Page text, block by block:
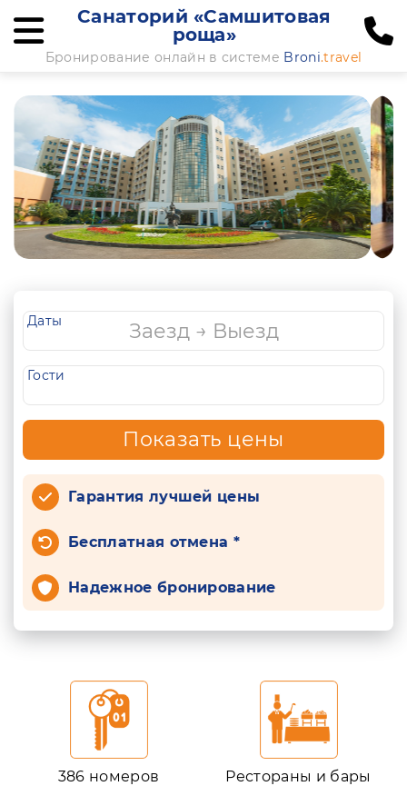
Санаторий «Самшитовая
роща»
Бронирование онлайн в системе Broni.travel
Даты
Гости
Показать цены
Гарантия лучшей цены
Бесплатная отмена *
Надежное бронирование
386 номеров Рестораны и бары